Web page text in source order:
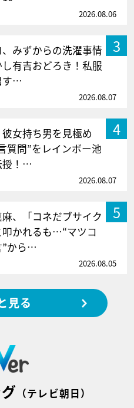
2026.08.06
3
みずからの洗濯事情
有吉おどろき！私服
す…
2026.08.07
4
女持ち男を見極め
質問”をレインボー池
授！…
2026.08.07
5
、「コネだブサイク
叩かれるも…“マツコ
”から…
2026.08.05
見る
（テレビ朝日）